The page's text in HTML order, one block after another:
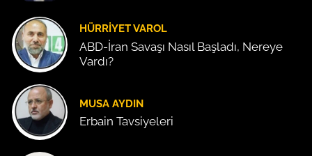
HÜRRIYET VAROL
ABD-İran Savaşı Nasıl Başladı, Nereye
Vardı?
MUSA AYDIN
Erbain Tavsiyeleri